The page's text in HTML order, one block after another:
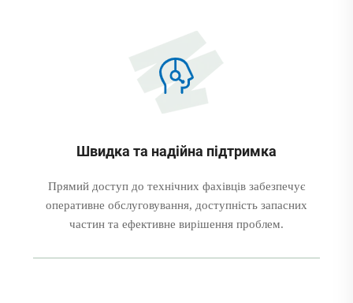
Швидка та надійна підтримка
Прямий доступ до технічних фахівців забезпечує
оперативне обслуговування, доступність запасних
частин та ефективне вирішення проблем.